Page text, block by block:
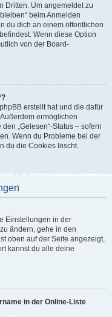
Dritten. Um angemeldet zu
beim Anmelden
du dich an einem öffentlichen
Wenn diese Option
von der Board-
erstellt hat und die dafür
ermöglichen
„Gelesen“-Status – sofern
Wenn du Probleme bei der
du die Cookies löscht.
Einstellungen in der
ändern, gehe in den
oben auf der Seite angezeigt,
kannst du alle deine
in der Online-Liste